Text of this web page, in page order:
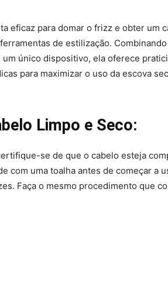
eficaz para domar o frizz e obter um
de estilização.
único dispositivo, ela oferece
para maximizar o uso da escova
Limpo e Seco:
se de que o cabelo esteja
com uma toalha antes de começar a
Faça o mesmo procedimento que